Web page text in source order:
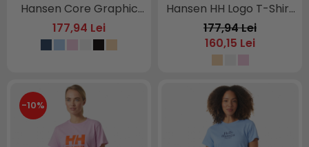
Hansen Core Graphic
T-Shirt
177,94 Lei
Hansen HH Logo T-Shirt
2
177,94 Lei
160,15 Lei
-10%